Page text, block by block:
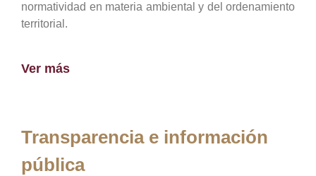
normatividad en materia ambiental y del ordenamiento
territorial.
Ver más
Transparencia e información
pública